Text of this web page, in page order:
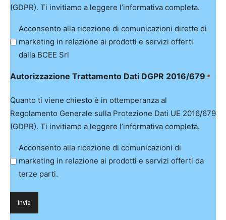
(GDPR). Ti invitiamo a leggere l’informativa completa.
Acconsento alla ricezione di comunicazioni dirette di
marketing in relazione ai prodotti e servizi offerti
dalla BCEE Srl
Autorizzazione Trattamento Dati DGPR 2016/679 *
Quanto ti viene chiesto è in ottemperanza al
Regolamento Generale sulla Protezione Dati UE 2016/679
(GDPR). Ti invitiamo a leggere l’informativa completa.
Acconsento alla ricezione di comunicazioni di
marketing in relazione ai prodotti e servizi offerti da
terze parti.